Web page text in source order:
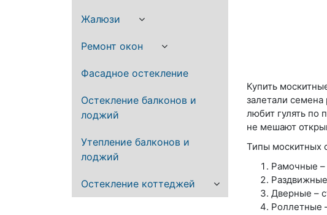
Жалюзи
Ремонт окон
Фасадное остекление
Остекление балконов и
лоджий
Утепление балконов и
лоджий
Остекление коттеджей
Купить
залетали
любит гулять по
не мешают
Типы москитных
Рамочные –
Дверные –
Роллетные